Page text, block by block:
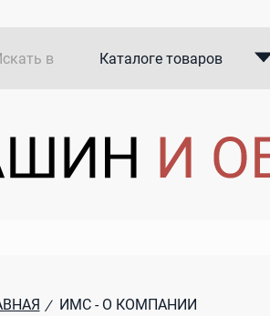
в Каталоге товаров
В закупках
/ ИМС - О КОМПАНИИ